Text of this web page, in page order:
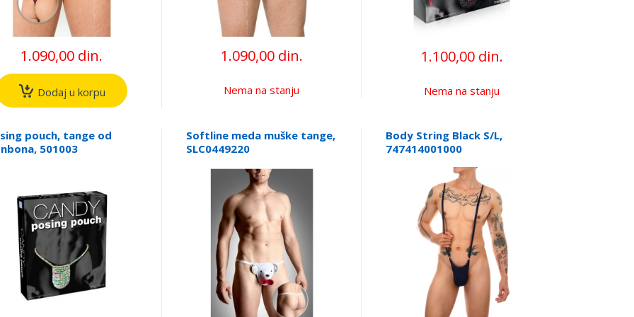
1.090,00 din.
Dodaj u korpu
1.090,00 din.
Nema na stanju
1.100,00 din.
Nema na stanju
pouch, tange od
501003
Softline meda muške tange,
SLC0449220
Body String Black S/L,
747414001000